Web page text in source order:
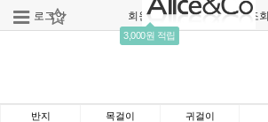
로그인 회원가입
3,000원 적립
주문조회
반지 목걸이 귀걸이